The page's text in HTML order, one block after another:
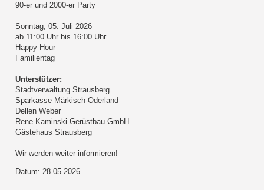
90-er und 2000-er Party
Sonntag, 05. Juli 2026
ab 11:00 Uhr bis 16:00 Uhr
Happy Hour
Familientag
Unterstützer:
Stadtverwaltung Strausberg
Sparkasse Märkisch-Oderland
Dellen Weber
Rene Kaminski Gerüstbau GmbH
Gästehaus Strausberg
Wir werden weiter informieren!
Datum: 28.05.2026